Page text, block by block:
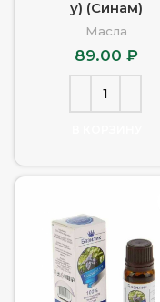
у) (Синам)
Масла
89.00 ₽